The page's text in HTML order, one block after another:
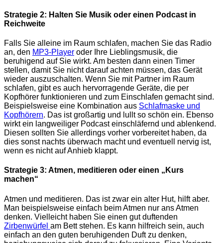
Strategie 2: Halten Sie Musik oder einen Podcast in
Reichweite
Falls Sie alleine im Raum schlafen, machen Sie das Radio
an, den MP3-Player oder Ihre Lieblingsmusik, die
beruhigend auf Sie wirkt. Am besten dann einen Timer
stellen, damit Sie nicht darauf achten müssen, das Gerät
wieder auszuschalten. Wenn Sie mit Partner im Raum
schlafen, gibt es auch hervorragende Geräte, die per
Kopfhörer funktionieren und zum Einschlafen gemacht sind.
Beispielsweise eine Kombination aus Schlafmaske und
Kopfhörern. Das ist großartig und lullt so schön ein. Ebenso
wirkt ein langweiliger Podcast einschläfernd und ablenkend.
Diesen sollten Sie allerdings vorher vorbereitet haben, da
dies sonst nachts überwach macht und eventuell nervig ist,
wenn es nicht auf Anhieb klappt.
Strategie 3: Atmen, meditieren oder einen „Kurs
machen“
Atmen und meditieren. Das ist zwar ein alter Hut, hilft aber.
Man beispielsweise einfach beim Atmen nur ans Atmen
denken. Vielleicht haben Sie einen gut duftenden
Zirbenwürfel am Bett stehen. Es kann hilfreich sein, auch
einfach an den guten beruhigenden Duft zu denken,